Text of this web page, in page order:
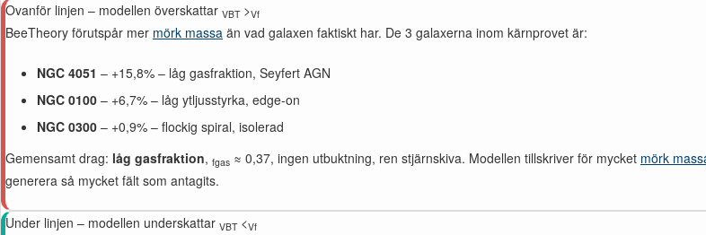
Ovanför linjen – modellen överskattar VBT>Vf
BeeTheory förutspår mer mörk massa än vad galaxen faktiskt har. De 3 galaxerna inom kärnprovet är:
NGC 4051 – +15,8% – låg gasfraktion, Seyfert AGN
NGC 0100 – +6,7% – låg ytljusstyrka, edge-on
NGC 0300 – +0,9% – flockig spiral, isolerad
Gemensamt drag: låg gasfraktion, fgas ≈ 0,37, ingen utbuktning, ren stjärnskiva. Modellen tillskriver för mycket mörk
generera så mycket fält som antagits.
Under linjen – modellen underskattar VBT<Vf